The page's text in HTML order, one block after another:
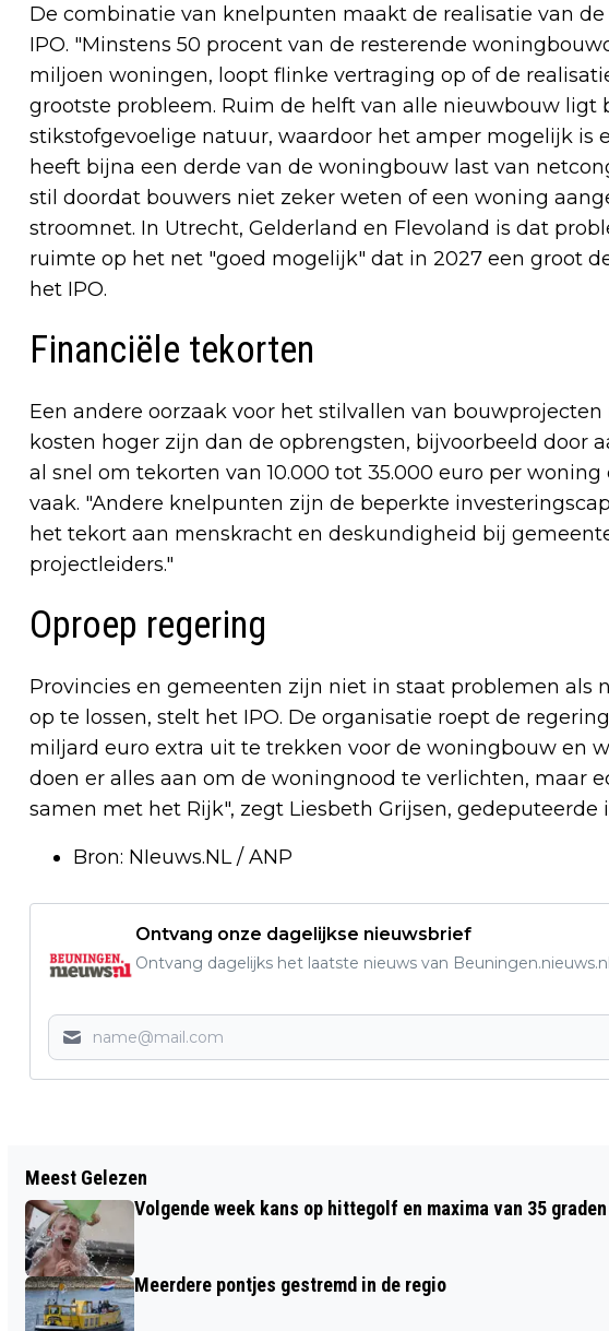
De combinatie van knelpunten maakt de realisatie van
IPO. "Minstens 50 procent van de resterende
miljoen woningen, loopt flinke vertraging op of de
grootste probleem. Ruim de helft van alle nieuwbouw ligt
stikstofgevoelige natuur, waardoor het amper mogelijk is
heeft bijna een derde van de woningbouw last van
stil doordat bouwers niet zeker weten of een woning
stroomnet. In Utrecht, Gelderland en Flevoland is dat
ruimte op het net "goed mogelijk" dat in 2027 een groot
het IPO.
Financiële tekorten
Een andere oorzaak voor het stilvallen van
kosten hoger zijn dan de opbrengsten, bijvoorbeeld door
al snel om tekorten van 10.000 tot 35.000 euro per
vaak. "Andere knelpunten zijn de beperkte
het tekort aan menskracht en deskundigheid bij
projectleiders."
Oproep regering
Provincies en gemeenten zijn niet in staat problemen als
op te lossen, stelt het IPO. De organisatie roept de
miljard euro extra uit te trekken voor de woningbouw en
doen er alles aan om de woningnood te verlichten, maar
samen met het Rijk", zegt Liesbeth Grijsen, gedeputeerde
Bron: NIeuws.NL / ANP
Ontvang onze dagelijkse nieuwsbrief
Ontvang dagelijks het laatste nieuws van
STEENBREEK BEUNINGEN DEELT 80
BOMEN UIT
GELD
Meest Gelezen
Volgende week kans op hittegolf en maxima van 35
Meerdere pontjes gestremd in de regio